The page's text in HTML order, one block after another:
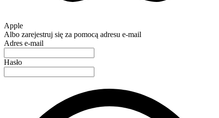
Apple
Albo zarejestruj się za pomocą adresu e-mail
Adres e-mail
Hasło